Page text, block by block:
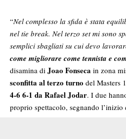
“Nel complesso la sfida è stata
nel tie break. Nel terzo set mi sono
semplici sbagliati su cui devo
come migliorare come tennista e
disamina di Joao Fonseca in zona
sconfitta al terzo turno del Masters
4-6 6-1 da Rafael Jodar. I due
proprio spettacolo, segnando